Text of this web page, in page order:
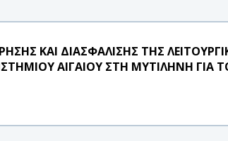
ΚΑΙ ΔΙΑΣΦΑΛΙΣΗΣ ΤΗΣ
ΑΙΓΑΙΟΥ ΣΤΗ ΜΥΤΙΛΗΝΗ ΓΙΑ